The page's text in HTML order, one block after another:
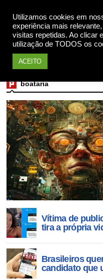
Utilizamos cookies em
experiência mais
visitas repetidas. Ao clicar
utilização de TODOS os
ACEITO
boataria
Vítima de
tira a própria
Brasileiros
candidato que